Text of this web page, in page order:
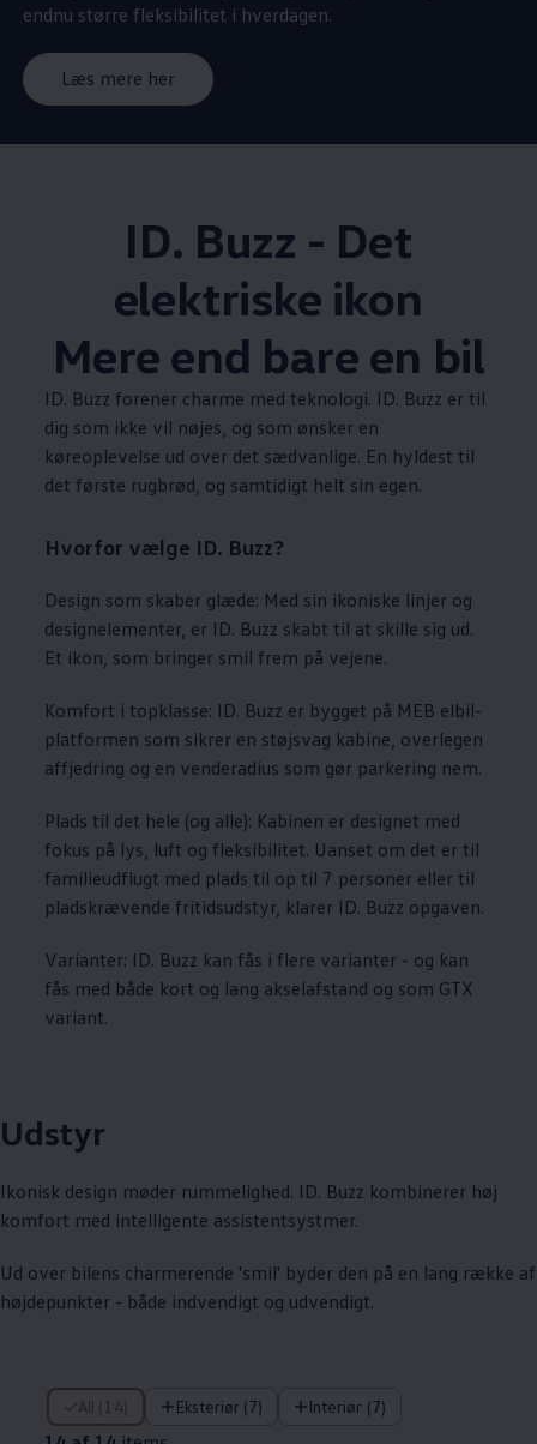
endnu større fleksibilitet i hverdagen.
Læs mere her
ID. Buzz - Det
elektriske ikon
Mere end bare en bil
ID. Buzz forener charme med teknologi. ID. Buzz er til
dig som ikke vil nøjes, og som ønsker en
køreoplevelse ud over det sædvanlige. En hyldest til
det første rugbrød, og samtidigt helt sin egen.
Hvorfor vælge ID. Buzz?
Design som skaber glæde: Med sin ikoniske linjer og
designelementer, er ID. Buzz skabt til at skille sig ud.
Et ikon, som bringer smil frem på vejene.
Komfort i topklasse: ID. Buzz er bygget på MEB elbil-
platformen som sikrer en støjsvag kabine, overlegen
affjedring og en venderadius som gør parkering nem.
Plads til det hele (og alle): Kabinen er designet med
fokus på lys, luft og fleksibilitet. Uanset om det er til
familieudflugt med plads til op til 7 personer eller til
pladskrævende fritidsudstyr, klarer ID. Buzz opgaven.
Varianter: ID. Buzz kan fås i flere varianter - og kan
fås med både kort og lang akselafstand og som GTX
variant.
Udstyr
Ikonisk design møder rummelighed. ID. Buzz kombinerer høj
komfort med intelligente assistentsystmer.
Ud over bilens charmerende 'smil' byder den på en lang række af
højdepunkter - både indvendigt og udvendigt.
All (14) Eksteriør (7) Interiør (7)
14 af 14 items